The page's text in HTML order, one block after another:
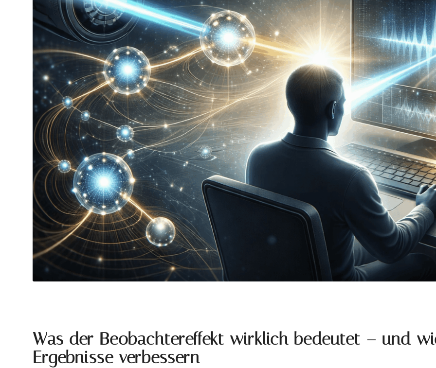
Was der Beobachtereffekt wirklich bedeutet – und
Ergebnisse verbessern